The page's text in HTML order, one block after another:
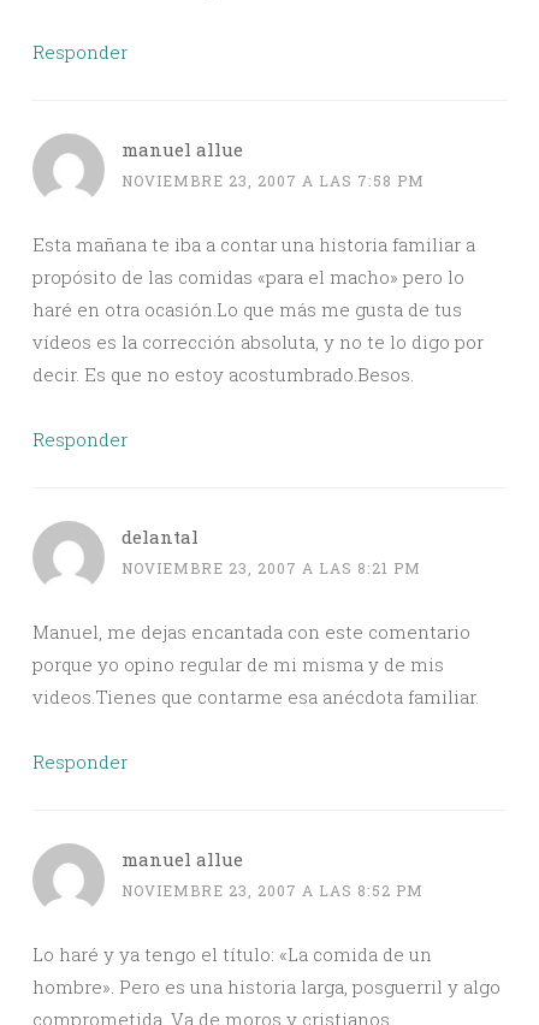
Responder
manuel allue
NOVIEMBRE 23, 2007 A LAS 7:58 PM
Esta mañana te iba a contar una historia familiar a
propósito de las comidas «para el macho» pero lo
haré en otra ocasión.Lo que más me gusta de tus
vídeos es la corrección absoluta, y no te lo digo por
decir. Es que no estoy acostumbrado.Besos.
Responder
delantal
NOVIEMBRE 23, 2007 A LAS 8:21 PM
Manuel, me dejas encantada con este comentario
porque yo opino regular de mi misma y de mis
videos.Tienes que contarme esa anécdota familiar.
Responder
manuel allue
NOVIEMBRE 23, 2007 A LAS 8:52 PM
Lo haré y ya tengo el título: «La comida de un
hombre». Pero es una historia larga, posguerril y algo
comprometida. Va de moros y cristianos.